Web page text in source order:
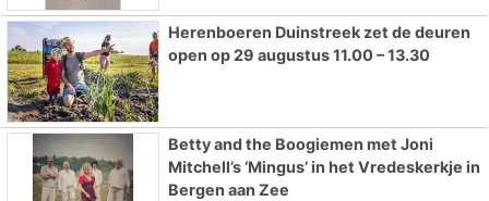
Herenboeren Duinstreek zet de deuren
open op 29 augustus 11.00 – 13.30
Betty and the Boogiemen met Joni
Mitchell’s ‘Mingus’ in het Vredeskerkje in
Bergen aan Zee